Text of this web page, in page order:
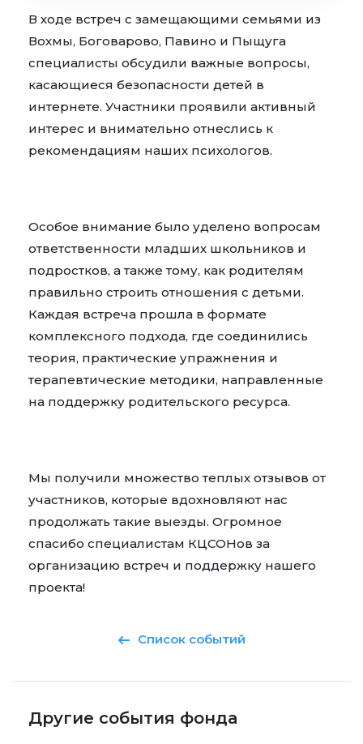
В ходе встреч с замещающими семьями из
Вохмы, Боговарово, Павино и Пыщуга
специалисты обсудили важные вопросы,
касающиеся безопасности детей в
интернете. Участники проявили активный
интерес и внимательно отнеслись к
рекомендациям наших психологов.
Особое внимание было уделено вопросам
ответственности младших школьников и
подростков, а также тому, как родителям
правильно строить отношения с детьми.
Каждая встреча прошла в формате
комплексного подхода, где соединились
теория, практические упражнения и
терапевтические методики, направленные
на поддержку родительского ресурса.
Мы получили множество теплых отзывов от
участников, которые вдохновляют нас
продолжать такие выезды. Огромное
спасибо специалистам КЦСОНов за
организацию встреч и поддержку нашего
проекта!
Список событий
Другие события фонда